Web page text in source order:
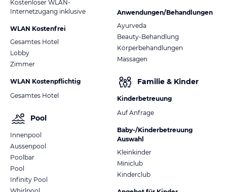
Kostenloser WLAN-
Internetzugang inklusive
WLAN Kostenfrei
Gesamtes Hotel
Lobby
Zimmer
WLAN Kostenpflichtig
Gesamtes Hotel
Pool
Innenpool
Aussenpool
Poolbar
Pool
Infinity Pool
Anwendungen/Behandlungen
Ayurveda
Beauty-Behandlung
Körperbehandlungen
Massagen
Familie & Kinder
Kinderbetreuung
Auf Anfrage
Baby-/Kinderbetreuung
Auswahl
Kleinkinder
Miniclub
Kinderclub